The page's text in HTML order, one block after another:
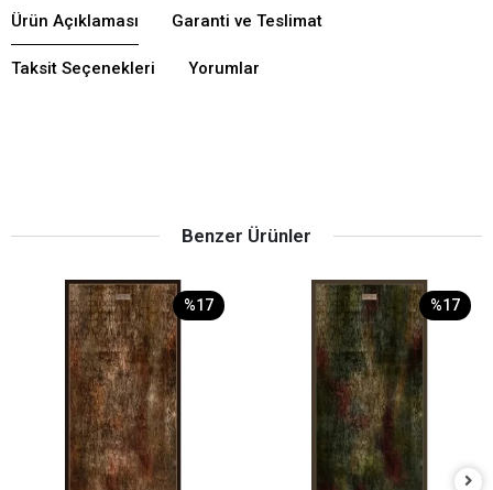
Ürün Açıklaması Garanti ve Teslimat
Taksit Seçenekleri Yorumlar
Benzer Ürünler
%17 %17